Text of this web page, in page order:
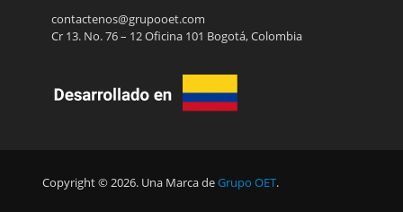
contactenos@grupooet.com
Cr 13. No. 76 – 12 Oficina 101 Bogotá, Colombia
Copyright © 2026. Una Marca deGrupo OET.